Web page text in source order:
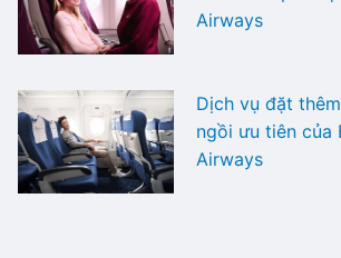
Airways
Dịch vụ đặt
ngồi ưu tiên của
Airways